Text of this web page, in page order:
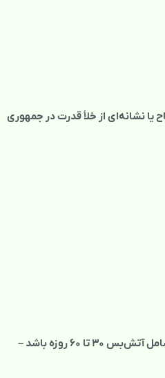
یا نشانه‌ای از خلأ قدرت در جمهوری
توافق با حکومت ایران می‌تواند شامل آتش‌بس ۳۰ تا ۶۰ روزه باشد –